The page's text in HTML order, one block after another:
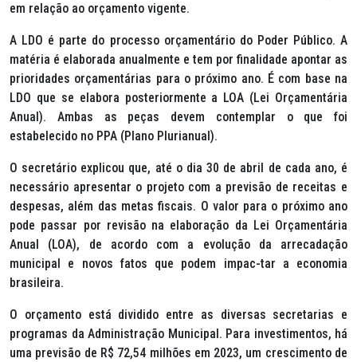
em relação ao orçamento vigente.
A LDO é parte do processo orçamentário do Poder Público. A
matéria é elaborada anualmente e tem por finalidade apontar as
prioridades orçamentárias para o próximo ano. É com base na
LDO que se elabora posteriormente a LOA (Lei Orçamentária
Anual). Ambas as peças devem contemplar o que foi
estabelecido no PPA (Plano Plurianual).
O secretário explicou que, até o dia 30 de abril de cada ano, é
necessário apresentar o projeto com a previsão de receitas e
despesas, além das metas fiscais. O valor para o próximo ano
pode passar por revisão na elaboração da Lei Orçamentária
Anual (LOA), de acordo com a evolução da arrecadação
municipal e novos fatos que podem impac-tar a economia
brasileira.
O orçamento está dividido entre as diversas secretarias e
programas da Administração Municipal. Para investimentos, há
uma previsão de R$ 72,54 milhões em 2023, um crescimento de